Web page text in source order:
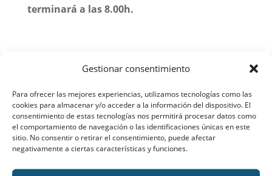
Gestionar consentimiento
Para ofrecer las mejores experiencias, utilizamos tecnologías como las
cookies para almacenar y/o acceder a la información del dispositivo. El
consentimiento de estas tecnologías nos permitirá procesar datos como
el comportamiento de navegación o las identificaciones únicas en este
sitio. No consentir o retirar el consentimiento, puede afectar
negativamente a ciertas características y funciones.
terminará a las 8.00h.
Entregar 5€ a tu profesora o a Celín. Debes
traer autorización de tus padres.
La más importante:¡¡¡muchas ganas de
pasarlo bien con todas tus amigas!!!